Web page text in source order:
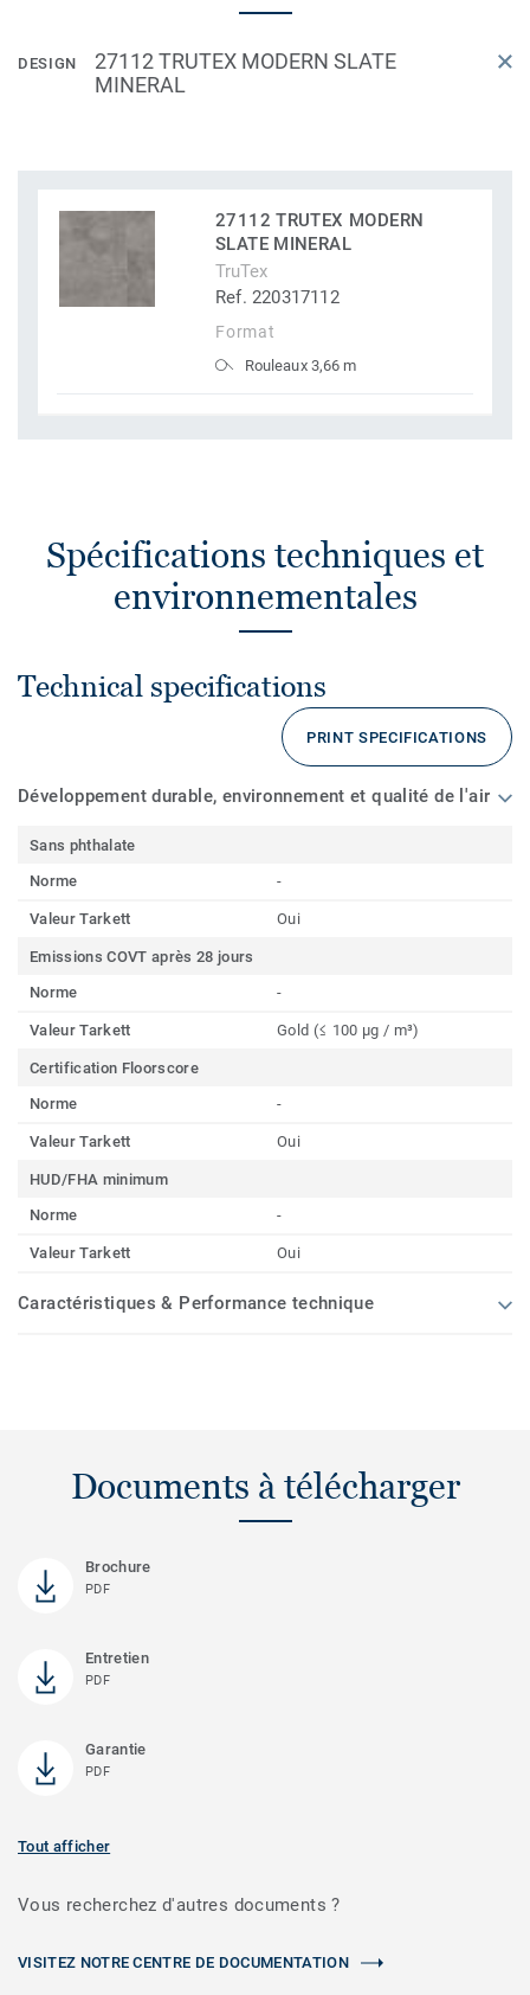
DESIGN
27112 TRUTEX MODERN SLATE
MINERAL
27112 TRUTEX MODERN
SLATE MINERAL
TruTex
Ref. 220317112
Format
Rouleaux 3,66 m
Spécifications techniques et
environnementales
Technical specifications
PRINT SPECIFICATIONS
Développement durable, environnement et qualité de l'air
Sans phthalate
Norme
-
Valeur Tarkett Oui
Emissions COVT après 28 jours
Norme
-
Valeur Tarkett Gold (≤ 100 µg / m³)
Certification Floorscore
Norme
-
Valeur Tarkett Oui
HUD/FHA minimum
Norme
-
Valeur Tarkett Oui
Caractéristiques & Performance technique
Documents à télécharger
Brochure
PDF
Entretien
PDF
Garantie
PDF
Tout afficher
Vous recherchez d'autres documents ?
VISITEZ NOTRE CENTRE DE DOCUMENTATION